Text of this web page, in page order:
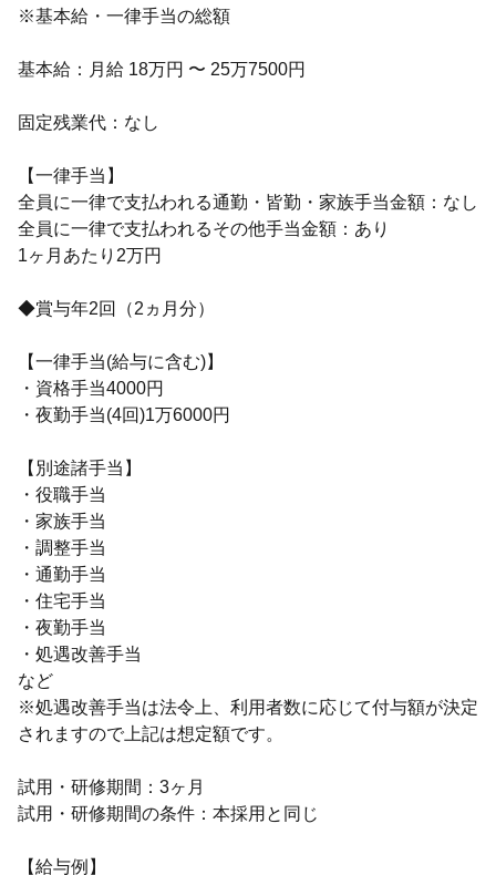
※基本給・一律手当の総額
基本給：月給 18万円 〜 25万7500円
固定残業代：なし
【一律手当】
全員に一律で支払われる通勤・皆勤・家族手当金額：なし
全員に一律で支払われるその他手当金額：あり
1ヶ月あたり2万円
◆賞与年2回（2ヵ月分）
【一律手当(給与に含む)】
・資格手当4000円
・夜勤手当(4回)1万6000円
【別途諸手当】
・役職手当
・家族手当
・調整手当
・通勤手当
・住宅手当
・夜勤手当
・処遇改善手当
など
※処遇改善手当は法令上、利用者数に応じて付与額が決定
されますので上記は想定額です。
試用・研修期間：3ヶ月
試用・研修期間の条件：本採用と同じ
【給与例】